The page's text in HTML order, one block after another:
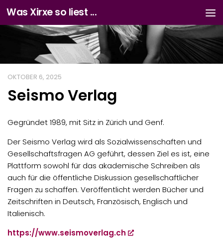
Zum Inhalt springen
Was Xirxe so liest ...
OKTOBER 6, 2025
Seismo Verlag
Gegründet 1989, mit Sitz in Zürich und Genf.
Der Seismo Verlag wird als Sozialwissenschaften und
Gesellschaftsfragen AG geführt, dessen Ziel es ist, eine
Plattform sowohl für das akademische Schreiben als
auch für die öffentliche Diskussion gesellschaftlicher
Fragen zu schaffen. Veröffentlicht werden Bücher und
Zeitschriften in Deutsch, Französisch, Englisch und
Italienisch.
https://www.seismoverlag.ch